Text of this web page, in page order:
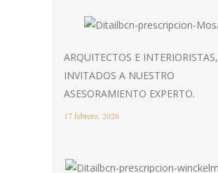
ARQUITECTOS E INTERIORISTAS,
INVITADOS A NUESTRO
ASESORAMIENTO EXPERTO.
17 febrero, 2026